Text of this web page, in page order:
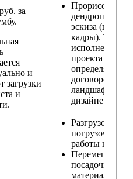
за
и
загрузки
и
Прорисовка
дендроплана и
эскиза
кадры).
исполнения
проекта
определяется
ландшафтным
дизайнером
Разгрузо-
погрузочные
работы на
Перемещение
посадочного
материала по